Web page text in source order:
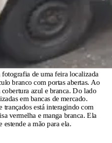
fotografia de uma feira localizada
branco com portas abertas. Ao
azul e branca. Do lado
em bancas de mercado.
trançados está interagindo com
vermelha e manga branca. Ela
estende a mão para ela.